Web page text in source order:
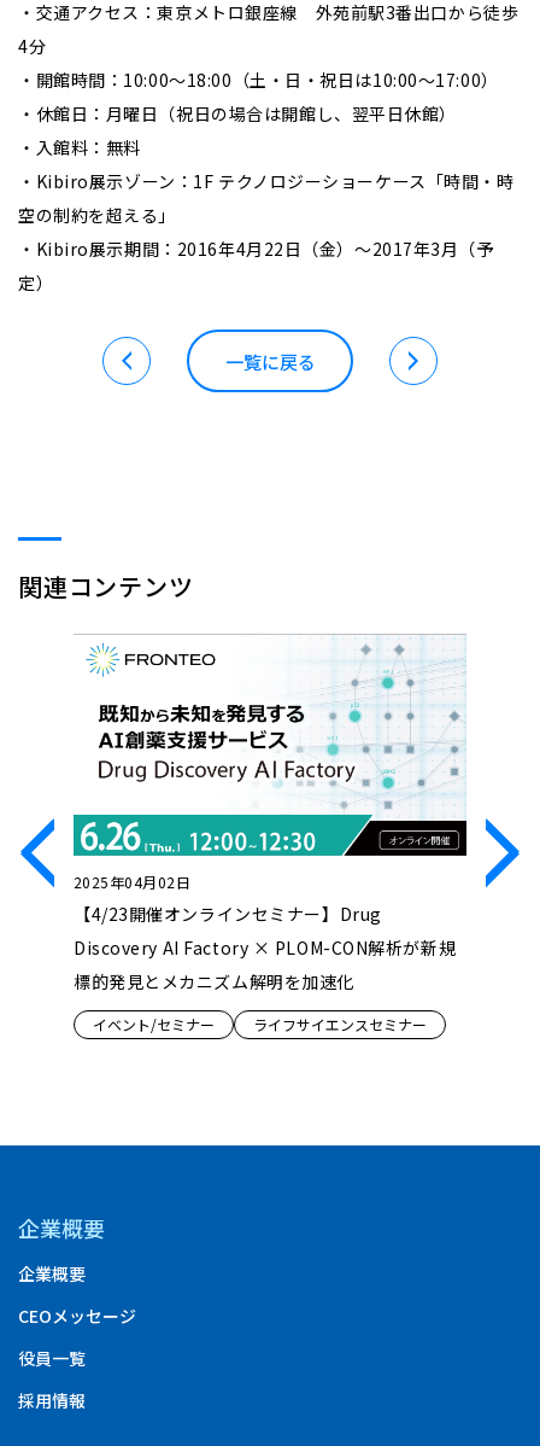
・交通アクセス：東京メトロ銀座線 外苑前駅3番出口から徒歩
4分
・開館時間：10:00～18:00（土・日・祝日は10:00～17:00）
・休館日：月曜日（祝日の場合は開館し、翌平日休館）
・入館料：無料
・Kibiro展示ゾーン：1F テクノロジーショーケース「時間・時
空の制約を超える」
・Kibiro展示期間：2016年4月22日（金）～2017年3月（予
定）
一覧に戻る
関連コンテンツ
2025年04月02日
【4/23開催オンラインセミナー】Drug
Discovery AI Factory × PLOM-CON解析が新規
標的発見とメカニズム解明を加速化
イベント/セミナー ライフサイエンスセミナー
2025年
企業概要
企業概要
CEOメッセージ
役員一覧
採用情報